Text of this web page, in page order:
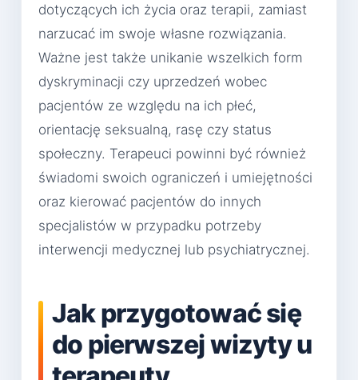
dotyczących ich życia oraz terapii, zamiast
narzucać im swoje własne rozwiązania.
Ważne jest także unikanie wszelkich form
dyskryminacji czy uprzedzeń wobec
pacjentów ze względu na ich płeć,
orientację seksualną, rasę czy status
społeczny. Terapeuci powinni być również
świadomi swoich ograniczeń i umiejętności
oraz kierować pacjentów do innych
specjalistów w przypadku potrzeby
interwencji medycznej lub psychiatrycznej.
Jak przygotować się
do pierwszej wizyty u